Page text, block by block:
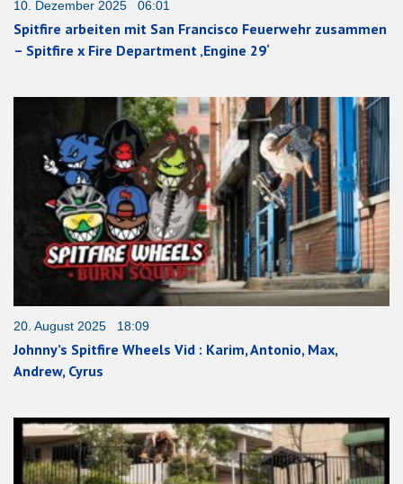
10. Dezember 2025 06:01
Spitfire arbeiten mit San Francisco Feuerwehr zusammen
– Spitfire x Fire Department ‚Engine 29‘
20. August 2025 18:09
Johnny’s Spitfire Wheels Vid : Karim, Antonio, Max,
Andrew, Cyrus